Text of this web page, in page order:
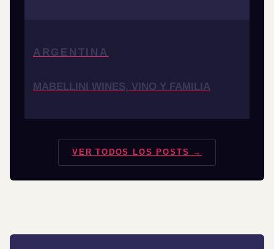
ARGENTINA
MABELLINI WINES, VINO Y FAMILIA
VER TODOS LOS POSTS →